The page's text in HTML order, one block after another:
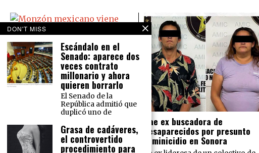
Monzón mexicano viene ‘bravo’:
Causará lluvias en todo México
El Servicio Meteorológico Nacional
prevé para este martes 16 de
agosto lluvias intensas en el norte
del país y lluvias muy fuertes en la
Cae ex buscadora de
desaparecidos por presunto
feminicidio en Sonora
DON'T MISS
Escándalo en el
Senado: aparece dos
veces contrato
millonario y ahora
quieren borrarlo
El Senado de la
República admitió que
duplicó uno de
Grasa de cadáveres,
el controvertido
procedimiento para